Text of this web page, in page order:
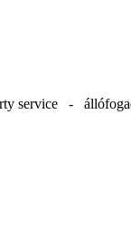
service -